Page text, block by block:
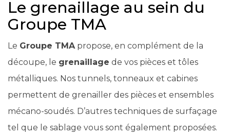
Le grenaillage au sein du
Groupe TMA
Le Groupe TMApropose, en complément de la
découpe, le grenaillage de vos pièces et tôles
métalliques. Nos tunnels, tonneaux et cabines
permettent de grenailler des pièces et ensembles
mécano-soudés. D’autres techniques de surfaçage
tel que le sablage vous sont également proposées.